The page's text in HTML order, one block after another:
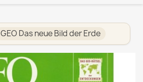
GEO Das neue Bild der Erde